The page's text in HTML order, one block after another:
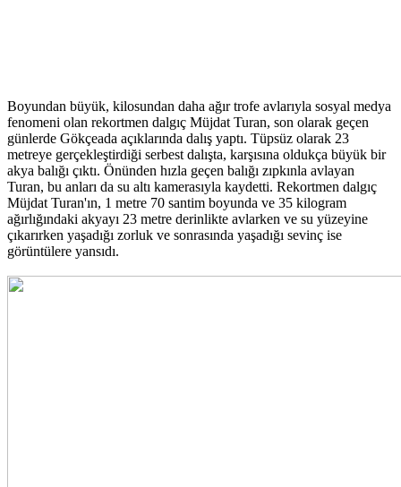
Boyundan büyük, kilosundan daha ağır trofe avlarıyla sosyal medya
fenomeni olan rekortmen dalgıç Müjdat Turan, son olarak geçen
günlerde Gökçeada açıklarında dalış yaptı. Tüpsüz olarak 23
metreye gerçekleştirdiği serbest dalışta, karşısına oldukça büyük bir
akya balığı çıktı. Önünden hızla geçen balığı zıpkınla avlayan
Turan, bu anları da su altı kamerasıyla kaydetti. Rekortmen dalgıç
Müjdat Turan'ın, 1 metre 70 santim boyunda ve 35 kilogram
ağırlığındaki akyayı 23 metre derinlikte avlarken ve su yüzeyine
çıkarırken yaşadığı zorluk ve sonrasında yaşadığı sevinç ise
görüntülere yansıdı.